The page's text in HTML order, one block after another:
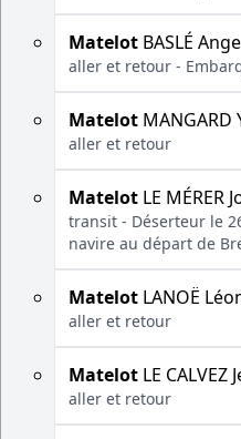
Matelot BASLÉ Ange
aller et retour -
Matelot MANGARD
aller et retour
Matelot LE MÉRER
transit - Déserteur le
navire au départ de
Matelot LANOË
aller et retour
Matelot LE CALVEZ
aller et retour